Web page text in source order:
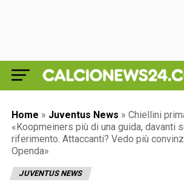
Home » Juventus News » Chiellini
«Koopmeiners più di una guida, davanti
riferimento. Attaccanti? Vedo più
Openda»
JUVENTUS NEWS